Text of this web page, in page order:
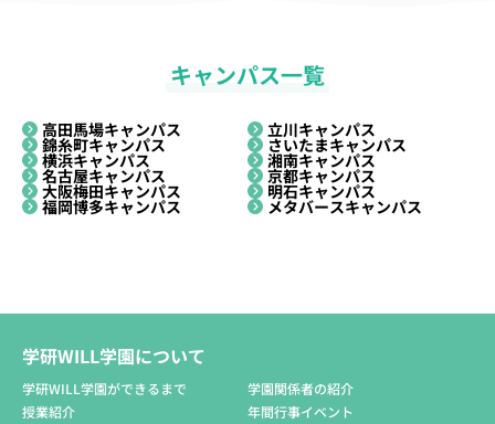
キャンパス一覧
高田馬場キャンパス 立川キャンパス
錦糸町キャンパス さいたまキャンパス
横浜キャンパス 湘南キャンパス
名古屋キャンパス 京都キャンパス
大阪梅田キャンパス 明石キャンパス
福岡博多キャンパス メタバースキャンパス
学研WILL学園について
学研WILL学園ができるまで
学園関係者の紹介
授業紹介
年間行事イベント